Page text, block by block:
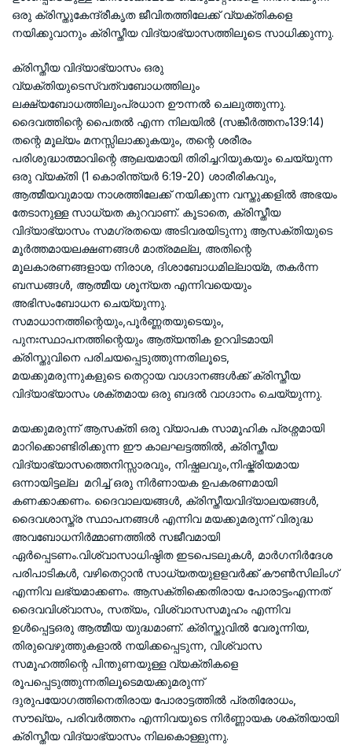
ഒരു ക്രിസ്തുകേന്ദ്രീകൃത ജീവിതത്തിലേക്ക് വ്യക്തികളെ
നയിക്കുവാനും ക്രിസ്തീയ വിദ്യാഭ്യാസത്തിലൂടെ സാധിക്കുന്നു.
ക്രിസ്തീയ വിദ്യാഭ്യാസം ഒരു
വ്യക്തിയുടെസ്വത്വബോധത്തിലും
ലക്ഷ്യബോധത്തിലുംപ്രധാന ഊന്നൽ ചെലുത്തുന്നു.
ദൈവത്തിന്റെ പൈതൽ എന്ന നിലയിൽ (സങ്കീർത്തനം139:14)
തന്റെ മൂല്യം മനസ്സിലാക്കുകയും, തന്റെ ശരീരം
പരിശുദ്ധാത്മാവിന്റെ ആലയമായി തിരിച്ചറിയുകയും ചെയ്യുന്ന
ഒരു വ്യക്തി (1 കൊരിന്ത്യർ 6:19-20) ശാരീരികവും,
ആത്മീയവുമായ നാശത്തിലേക്ക് നയിക്കുന്ന വസ്തുക്കളിൽ അഭയം
തേടാനുള്ള സാധ്യത കുറവാണ്. കൂടാതെ, ക്രിസ്തീയ
വിദ്യാഭ്യാസം സമഗ്രതയെ അടിവരയിടുന്നു ആസക്തിയുടെ
മൂർത്തമായലക്ഷണങ്ങൾ മാത്രമല്ല, അതിന്റെ
മൂലകാരണങ്ങളായ നിരാശ, ദിശാബോധമില്ലായ്മ, തകർന്ന
ബന്ധങ്ങൾ, ആത്മീയ ശൂന്യത എന്നിവയെയും
അഭിസംബോധന ചെയ്യുന്നു.
സമാധാനത്തിന്റെയും,പൂർണ്ണതയുടെയും,
പുനഃസ്ഥാപനത്തിന്റെയും ആത്യന്തിക ഉറവിടമായി
ക്രിസ്തുവിനെ പരിചയപ്പെടുത്തുന്നതിലൂടെ,
മയക്കുമരുന്നുകളുടെ തെറ്റായ വാഗ്ദാനങ്ങൾക്ക് ക്രിസ്തീയ
വിദ്യാഭ്യാസം ശക്തമായ ഒരു ബദൽ വാഗ്ദാനം ചെയ്യുന്നു.
മയക്കുമരുന്ന് ആസക്തി ഒരു വ്യാപക സാമൂഹിക പ്രശ്നമായി
മാറിക്കൊണ്ടിരിക്കുന്ന ഈ കാലഘട്ടത്തിൽ, ക്രിസ്തീയ
വിദ്യാഭ്യാസത്തെനിസ്സാരവും, നിഷ്ഫലവും,നിഷ്ക്രിയമായ
ഒന്നായിട്ടല്ല മറിച്ച് ഒരു നിർണായക ഉപകരണമായി
കണക്കാക്കണം. ദൈവാലയങ്ങൾ, ക്രിസ്തീയവിദ്യാലയങ്ങൾ,
ദൈവശാസ്ത്ര സ്ഥാപനങ്ങൾ എന്നിവ മയക്കുമരുന്ന് വിരുദ്ധ
അവബോധനിർമ്മാണത്തിൽ സജീവമായി
ഏർപ്പെടണം.വിശ്വാസാധിഷ്ഠിത ഇടപെടലുകൾ, മാർഗനിർദേശ
പരിപാടികൾ, വഴിതെറ്റാൻ സാധ്യതയുളളവർക്ക് കൗൺസിലിംഗ്
എന്നിവ ലഭ്യമാക്കണം. ആസക്തിക്കെതിരായ പോരാട്ടംഎന്നത്
ദൈവവിശ്വാസം, സത്യം, വിശ്വാസസമൂഹം എന്നിവ
ഉൾപ്പെട്ടഒരു ആത്മീയ യുദ്ധമാണ്. ക്രിസ്തുവിൽ വേരൂന്നിയ,
തിരുവെഴുത്തുകളാൽ നയിക്കപ്പെടുന്ന, വിശ്വാസ
സമൂഹത്തിന്റെ പിന്തുണയുള്ള വ്യക്തികളെ
രൂപപ്പെടുത്തുന്നതിലൂടെമയക്കുമരുന്ന്
ദുരുപയോഗത്തിനെതിരായ പോരാട്ടത്തിൽ പ്രതിരോധം,
സൗഖ്യം, പരിവർത്തനം എന്നിവയുടെ നിർണ്ണായക ശക്തിയായി
ക്രിസ്തീയ വിദ്യാഭ്യാസം നിലകൊള്ളുന്നു.